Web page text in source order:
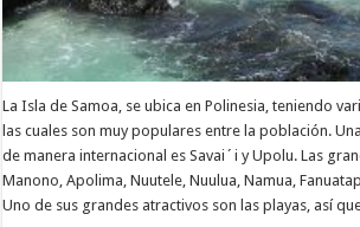
La Isla de Samoa, se ubica en Polinesia, teniendo
las cuales son muy populares entre la población.
de manera internacional es Savai´i y Upolu. Las
Manono, Apolima, Nuutele, Nuulua, Namua,
Uno de sus grandes atractivos son las playas, así